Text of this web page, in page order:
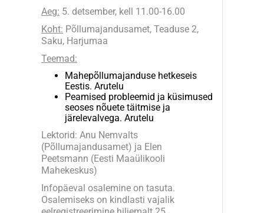
Aeg: 5. detsember, kell 11.00-16.00
Koht: Põllumajandusamet, Teaduse 2,
Saku, Harjumaa
Teemad:
Mahepõllumajanduse hetkeseis
Eestis. Arutelu
Peamised probleemid ja küsimused
seoses nõuete täitmise ja
järelevalvega. Arutelu
Lektorid: Anu Nemvalts
(Põllumajandusamet) ja Elen
Peetsmann (Eesti Maaülikooli
Mahekeskus)
Infopäeval osalemine on tasuta.
Osalemiseks on kindlasti vajalik